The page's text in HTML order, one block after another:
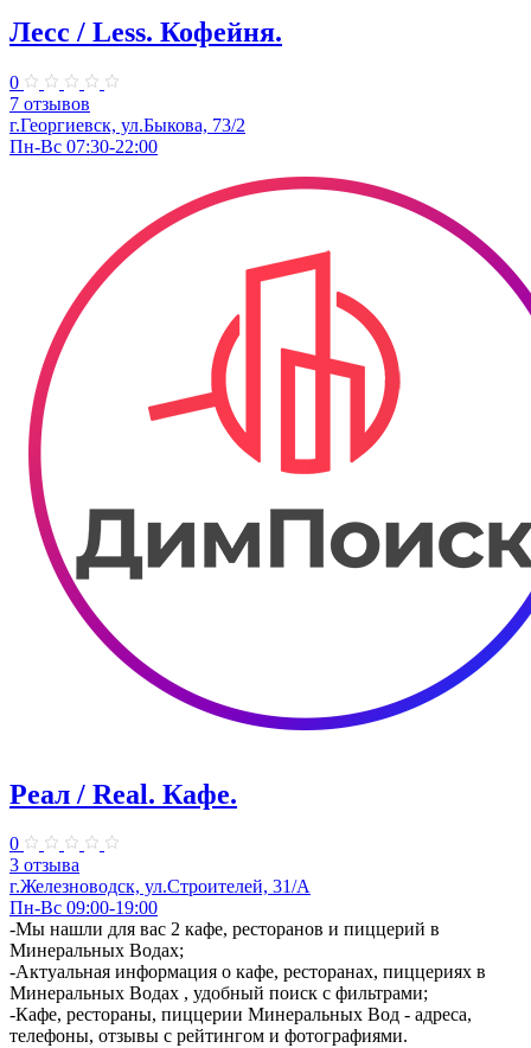
Лесс / Less. Кофейня.
0
7 отзывов
г.Георгиевск, ул.Быкова, 73/2
Пн-Вс 07:30-22:00
Реал / Real. Кафе.
0
3 отзыва
г.Железноводск, ул.Строителей, 31/А
Пн-Вс 09:00-19:00
-Мы нашли для вас 2 кафе, ресторанов и пиццерий в
Минеральных Водах;
-Актуальная информация о кафе, ресторанах, пиццериях в
Минеральных Водах , удобный поиск с фильтрами;
-Кафе, рестораны, пиццерии Минеральных Вод - адреса,
телефоны, отзывы с рейтингом и фотографиями.